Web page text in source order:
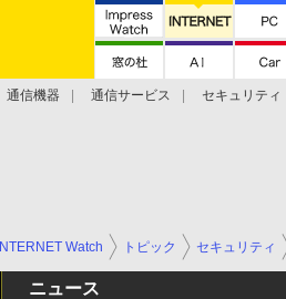
通信機器 通信サービス セキュリティ
INTERNET Watch トピック セキュリティ
ニュース